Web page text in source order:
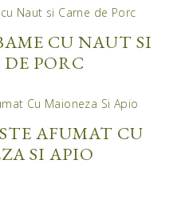
CU NAUT SI
PORC
AFUMAT CU
SI APIO